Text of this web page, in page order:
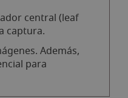
central (leaf
captura.
Además,
para